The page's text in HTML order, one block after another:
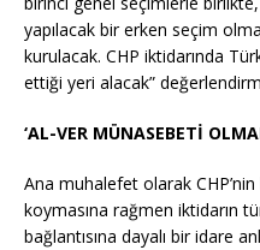
yapılacak bir erken seçim
kurulacak. CHP iktidarında
ettiği yeri alacak”
‘AL-VER MÜNASEBETİ
Ana muhalefet olarak
koymasına rağmen iktidarın
bağlantısına dayalı bir idare